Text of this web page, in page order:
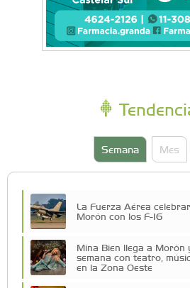
Semana Mes
La Fuerza Aérea
Morón con los F-16
Mina Bien llega a Morón
semana con teatro,
en la Zona Oeste